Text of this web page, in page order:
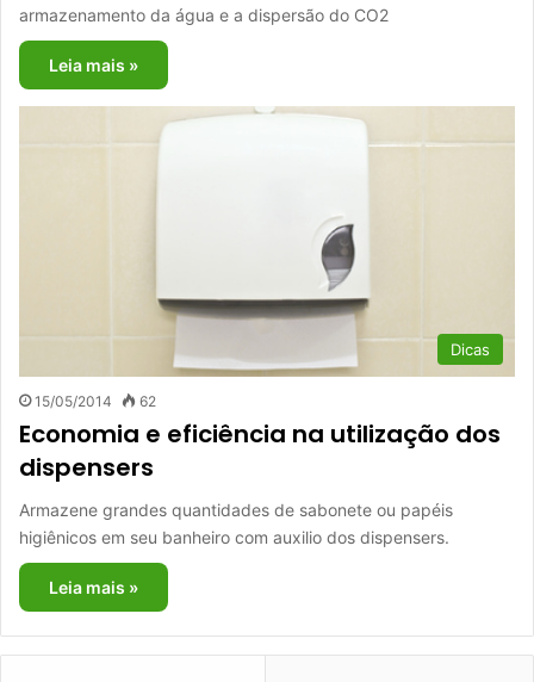
armazenamento da água e a dispersão do CO2
Leia mais »
Dicas
15/05/2014 62
Economia e eficiência na utilização dos
dispensers
Armazene grandes quantidades de sabonete ou papéis
higiênicos em seu banheiro com auxilio dos dispensers.
Leia mais »